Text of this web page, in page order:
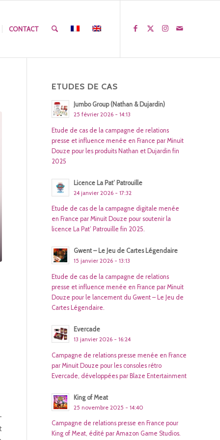
CONTACT
ETUDES DE CAS
Jumbo Group (Nathan & Dujardin)
25 février 2026 - 14:13
Etude de cas de la campagne de relations
presse et influence menée en France par Minuit
Douze pour les produits Nathan et Dujardin fin
2025
Licence La Pat’ Patrouille
24 janvier 2026 - 17:32
Etude de cas de la campagne digitale menée
en France par Minuit Douze pour soutenir la
licence La Pat’ Patrouille fin 2025.
Gwent – Le Jeu de Cartes Légendaire
15 janvier 2026 - 13:13
Etude de cas de la campagne de relations
presse et influence menée en France par Minuit
Douze pour le lancement du Gwent – Le Jeu de
Cartes Légendaire.
Evercade
13 janvier 2026 - 16:24
Campagne de relations presse menée en France
par Minuit Douze pour les consoles rétro
Evercade, développées par Blaze Entertainment
King of Meat
25 novembre 2025 - 14:40
Campagne de relations presse en France pour
King of Meat, édité par Amazon Game Studios.